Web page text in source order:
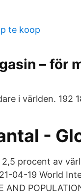
te koop
– för
i världen. 192
-
procent av
04-19 World
AND